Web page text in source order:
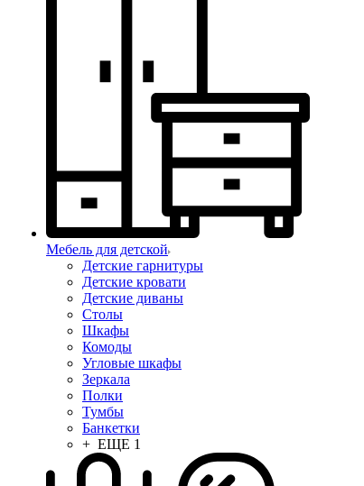
Мебель для детской
Детские гарнитуры
Детские кровати
Детские диваны
Столы
Шкафы
Комоды
Угловые шкафы
Зеркала
Полки
Тумбы
Банкетки
+ ЕЩЕ 1